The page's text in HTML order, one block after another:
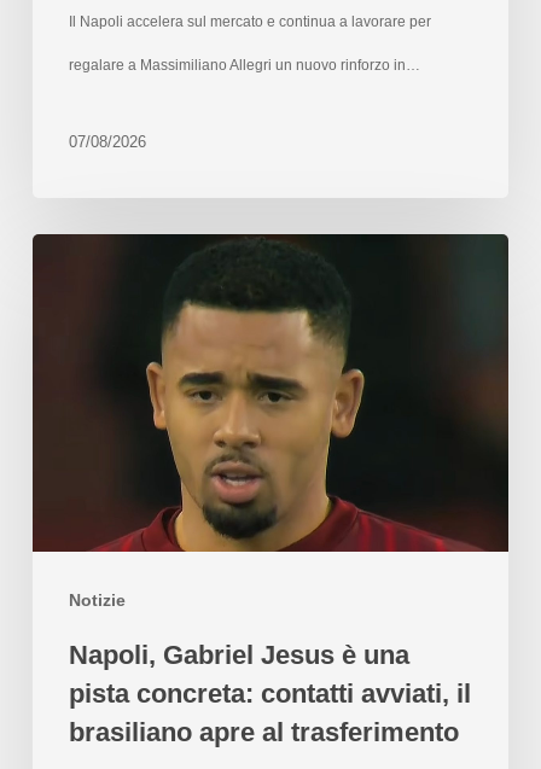
Il Napoli accelera sul mercato e continua a lavorare per
regalare a Massimiliano Allegri un nuovo rinforzo in…
07/08/2026
Notizie
Napoli, Gabriel Jesus è una
pista concreta: contatti avviati, il
brasiliano apre al trasferimento